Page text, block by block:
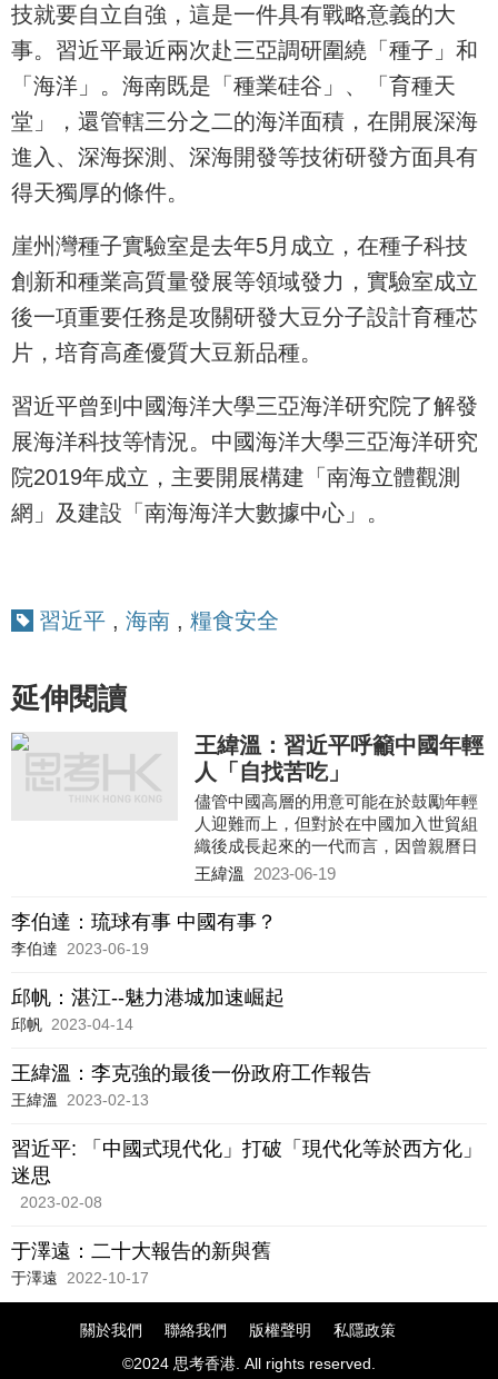
技就要自立自強，這是一件具有戰略意義的大
事。習近平最近兩次赴三亞調研圍繞「種子」和
「海洋」。海南既是「種業硅谷」、「育種天
堂」，還管轄三分之二的海洋面積，在開展深海
進入、深海探測、深海開發等技術研發方面具有
得天獨厚的條件。
崖州灣種子實驗室是去年5月成立，在種子科技
創新和種業高質量發展等領域發力，實驗室成立
後一項重要任務是攻關研發大豆分子設計育種芯
片，培育高產優質大豆新品種。
習近平曾到中國海洋大學三亞海洋研究院了解發
展海洋科技等情況。中國海洋大學三亞海洋研究
院2019年成立，主要開展構建「南海立體觀測
網」及建設「南海海洋大數據中心」。
習近平 , 海南 , 糧食安全
延伸閱讀
王緯溫：習近平呼籲中國年輕
人「自找苦吃」
儘管中國高層的用意可能在於鼓勵年輕
人迎難而上，但對於在中國加入世貿組
織後成長起來的一代而言，因曾親曆日
益繁榮的社會經濟環境，相信很難接受
穩轉而選擇吃苦，也會有許多不解和焦
慮。
王緯溫 2023-06-19
李伯達：琉球有事 中國有事？
李伯達 2023-06-19
邱帆：湛江--魅力港城加速崛起
邱帆 2023-04-14
王緯溫：李克強的最後一份政府工作報告
王緯溫 2023-02-13
習近平: 「中國式現代化」打破「現代化等於西方化」
迷思
2023-02-08
于澤遠：二十大報告的新與舊
于澤遠 2022-10-17
關於我們 聯絡我們 版權聲明
私隱政策
©2024 思考香港. All rights reserved.